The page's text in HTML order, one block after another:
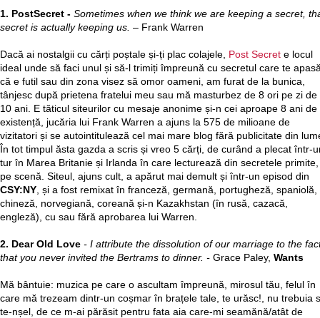
1. PostSecret - Sometimes when we think we are keeping a secret,
secret is actually keeping us. – Frank Warren
Dacă ai nostalgii cu cărți poștale și-ți plac colajele, Post Secret e locul
ideal unde să faci unul și să-l trimiți împreună cu secretul care te
că e futil sau din zona visez să omor oameni, am furat de la bunica,
tânjesc după prietena fratelui meu sau mă masturbez de 8 ori pe zi de
10 ani. E tăticul siteurilor cu mesaje anonime și-n cei aproape 8 ani de
existență, jucăria lui Frank Warren a ajuns la 575 de milioane de
vizitatori și se autointitulează cel mai mare blog fără publicitate din
În tot timpul ăsta gazda a scris și vreo 5 cărți, de curând a plecat într-
tur în Marea Britanie și Irlanda în care lecturează din secretele primite,
pe scenă. Siteul, ajuns cult, a apărut mai demult și într-un episod din
CSY:NY, și a fost remixat în franceză, germană, portugheză, spaniolă,
chineză, norvegiană, coreană și-n Kazakhstan (în rusă, cazacă,
engleză), cu sau fără aprobarea lui Warren.
2. Dear Old Love - I attribute the dissolution of our marriage to the
that you never invited the Bertrams to dinner. - Grace Paley, Wants
Mă bântuie: muzica pe care o ascultam împreună, mirosul tău, felul în
care mă trezeam dintr-un coșmar în brațele tale, te urăsc!, nu trebuia
te-nșel, de ce m-ai părăsit pentru fata aia care-mi seamănă/atât de